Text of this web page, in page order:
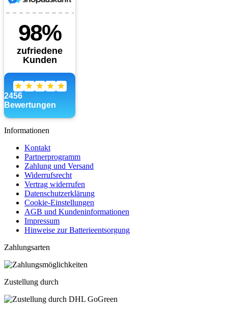
Informationen
Kontakt
Partnerprogramm
Zahlung und Versand
Widerrufsrecht
Vertrag widerrufen
Datenschutzerklärung
Cookie-Einstellungen
AGB und Kundeninformationen
Impressum
Hinweise zur Batterieentsorgung
Zahlungsarten
Zustellung durch